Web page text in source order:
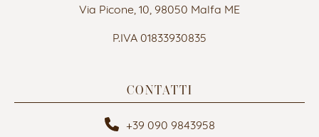
Via Picone, 10, 98050 Malfa ME
P.IVA 01833930835
CONTATTI
+39 090 9843958